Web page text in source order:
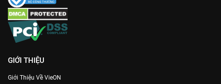
GIỚI THIỆU
Giới Thiệu Về VieON